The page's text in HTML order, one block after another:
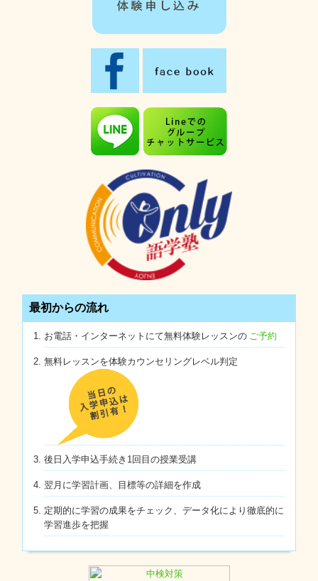
最初からの流れ
お電話・インターネットにて無料体験レッスンの ご予約
無料レッスンを体験カウンセリングレベル判定
後日入学申込手続き1回目の授業受講
翌月に学習計画、目標等の詳細を作成
定期的に学習の成果をチェック、データ化により徹底的に
学習進歩を把握